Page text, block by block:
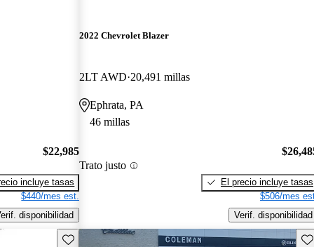
$22,985
incluye tasas
$440/mes est.
disponibilidad
2022 Chevrolet Blazer
2LT AWD 20,491 millas
Ephrata, PA
46 millas
Trato justo
El precio incluye tasas
$506/mes
Verif. disponibilidad
Guarda este Aviso